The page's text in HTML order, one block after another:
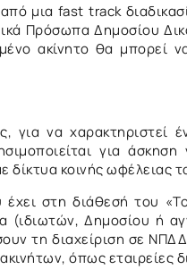
μια fast track
Πρόσωπα Δημοσίου
ακίνητο θα μπορεί
για να χαρακτηριστεί
για
κοινής ωφέλειας
στη διάθεσή του
(ιδιωτών, Δημοσίου ή
τη διαχείριση σε
όπως εταιρείες